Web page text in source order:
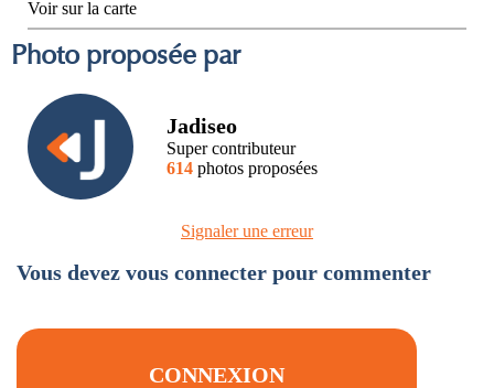
Voir sur la carte
Photo proposée par
Jadiseo
Super contributeur
614 photos proposées
Signaler une erreur
Vous devez vous connecter pour commenter
CONNEXION